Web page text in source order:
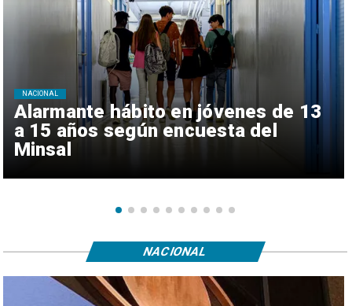
Alarmante hábito en jóvenes de 13
a 15 años según encuesta del
Minsal
NACIONAL
NACIONAL